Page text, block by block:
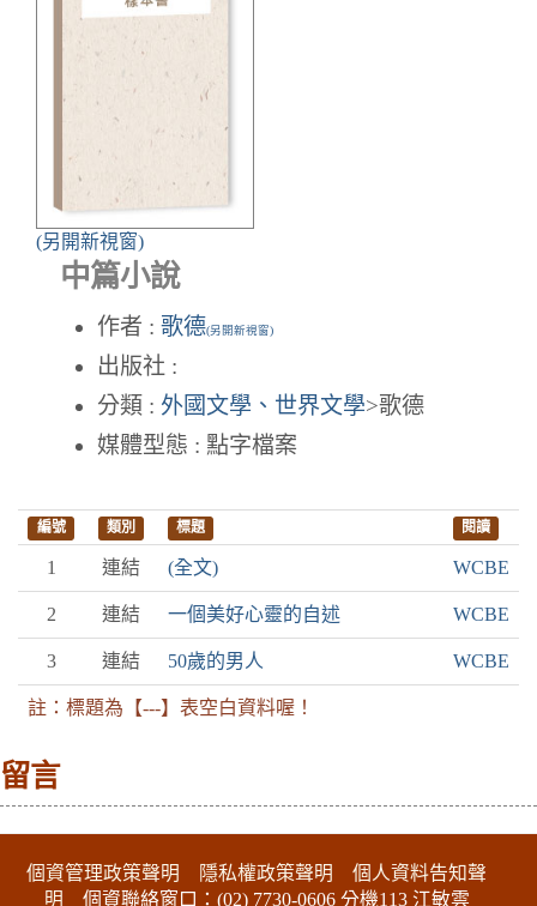
(另開新視窗)
中篇小說
作者 : 歌德(另開新視窗)
出版社 :
分類 : 外國文學、世界文學>歌德
媒體型態 : 點字檔案
編號 類別 標題 閱讀
1 連結 (全文) WCBE
2 連結 一個美好心靈的自述 WCBE
3 連結 50歲的男人 WCBE
註：標題為【---】表空白資料喔！
留言
個資管理政策聲明 隱私權政策聲明
個人資料告知聲
明 個資聯絡窗口：(02) 7730-0606 分機113 江敏雲